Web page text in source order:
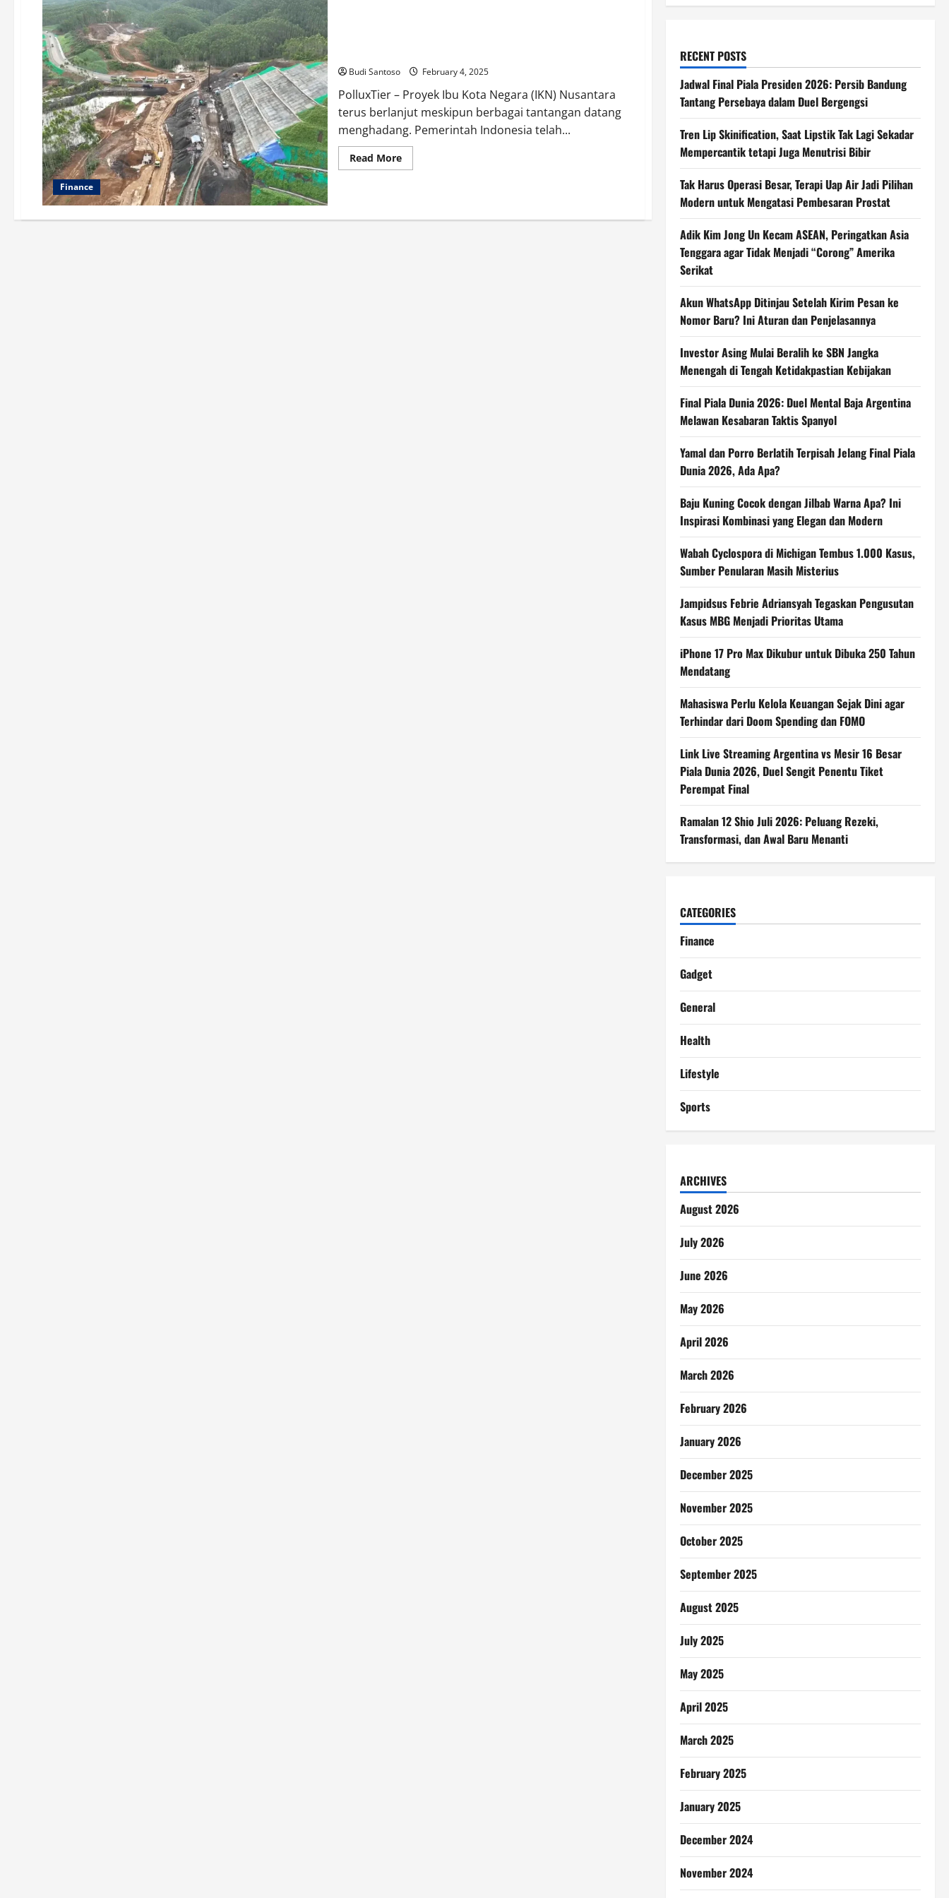
Finance
Budi Santoso February 4, 2025
PolluxTier – Proyek Ibu Kota Negara (IKN) Nusantara
terus berlanjut meskipun berbagai tantangan datang
menghadang. Pemerintah Indonesia telah...
Read MoreRead
more
Terus!
RECENT POSTS
Jadwal Final Piala Presiden 2026: Persib Bandung
Tantang Persebaya dalam Duel Bergengsi
Tren Lip Skinification, Saat Lipstik Tak Lagi Sekadar
Mempercantik tetapi Juga Menutrisi Bibir
Tak Harus Operasi Besar, Terapi Uap Air Jadi Pilihan
Modern untuk Mengatasi Pembesaran Prostat
Adik Kim Jong Un Kecam ASEAN, Peringatkan Asia
Tenggara agar Tidak Menjadi “Corong” Amerika
Serikat
Akun WhatsApp Ditinjau Setelah Kirim Pesan ke
Nomor Baru? Ini Aturan dan Penjelasannya
Investor Asing Mulai Beralih ke SBN Jangka
Menengah di Tengah Ketidakpastian Kebijakan
Final Piala Dunia 2026: Duel Mental Baja Argentina
Melawan Kesabaran Taktis Spanyol
Yamal dan Porro Berlatih Terpisah Jelang Final Piala
Dunia 2026, Ada Apa?
Baju Kuning Cocok dengan Jilbab Warna Apa? Ini
Inspirasi Kombinasi yang Elegan dan Modern
Wabah Cyclospora di Michigan Tembus 1.000 Kasus,
Sumber Penularan Masih Misterius
Jampidsus Febrie Adriansyah Tegaskan Pengusutan
Kasus MBG Menjadi Prioritas Utama
iPhone 17 Pro Max Dikubur untuk Dibuka 250 Tahun
Mendatang
Mahasiswa Perlu Kelola Keuangan Sejak Dini agar
Terhindar dari Doom Spending dan FOMO
Link Live Streaming Argentina vs Mesir 16 Besar
Piala Dunia 2026, Duel Sengit Penentu Tiket
Perempat Final
Ramalan 12 Shio Juli 2026: Peluang Rezeki,
Transformasi, dan Awal Baru Menanti
CATEGORIES
Finance
Gadget
General
Health
Lifestyle
Sports
ARCHIVES
August 2026
July 2026
June 2026
May 2026
April 2026
March 2026
February 2026
January 2026
December 2025
November 2025
October 2025
September 2025
August 2025
July 2025
May 2025
April 2025
March 2025
February 2025
January 2025
December 2024
November 2024